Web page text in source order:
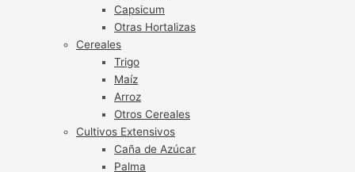
Capsicum
Otras Hortalizas
Cereales
Trigo
Maíz
Arroz
Otros Cereales
Cultivos Extensivos
Caña de Azúcar
Palma